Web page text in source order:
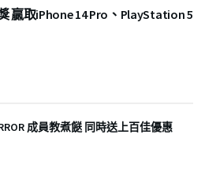
贏取iPhone 14 Pro、PlayStation 5
成員教煮餸 同時送上百佳優惠